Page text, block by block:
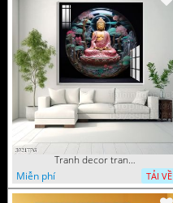
Tranh decor trang trí tường Phật giáo
Miễn phí
TẢI VỀ